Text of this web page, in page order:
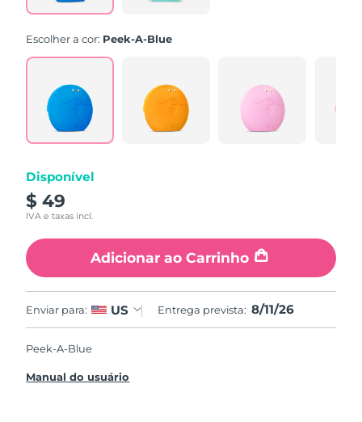
mesma
Escolher a cor: Peek-A-Blue
Disponível
$ 49
IVA e taxas incl.
Adicionar ao Carrinho
Enviar para: US Entrega prevista: 8/11/26
Peek-A-Blue
Manual do usuário